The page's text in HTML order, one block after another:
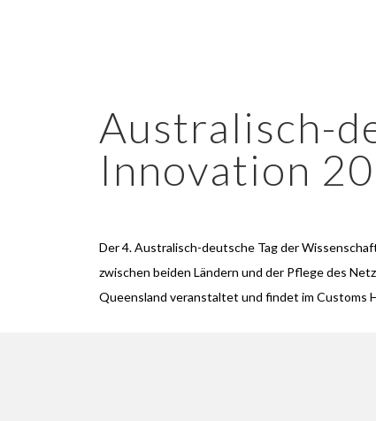
Australisch-
Innovation
Der 4. Australisch-deutsche Tag der
zwischen beiden Ländern und der Pflege des
Queensland veranstaltet und findet im Customs